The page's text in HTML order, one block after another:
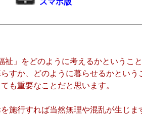
スマホ版
祉」をどのように考えるかというこ
すか、どのように暮らせるかとい
も重要なことだと思います。
施行すれば当然無理や混乱が生じま